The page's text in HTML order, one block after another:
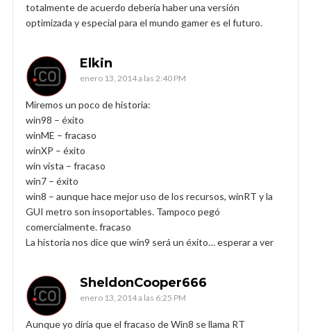
totalmente de acuerdo debería haber una versión
optimizada y especial para el mundo gamer es el futuro.
Elkin
enero 13, 2014 a las 2:40 PM
Miremos un poco de historia:
win98 – éxito
winME – fracaso
winXP – éxito
win vista – fracaso
win7 – éxito
win8 – aunque hace mejor uso de los recursos, winRT y la
GUI metro son insoportables. Tampoco pegó
comercialmente. fracaso
La historia nos dice que win9 será un éxito… esperar a ver
SheldonCooper666
enero 13, 2014 a las 6:25 PM
Aunque yo diría que el fracaso de Win8 se llama RT